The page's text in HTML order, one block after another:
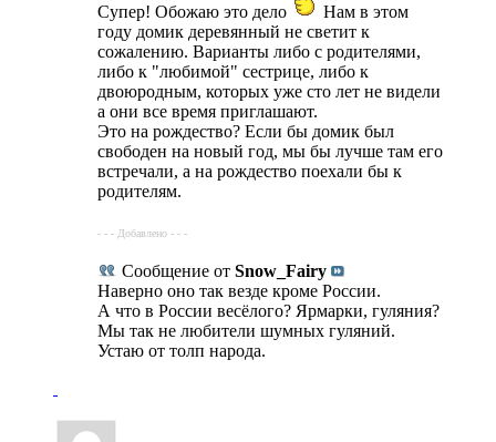
Супер! Обожаю это дело
Нам в этом
году домик деревянный не светит к
сожалению. Варианты либо с родителями,
либо к "любимой" сестрице, либо к
двоюродным, которых уже сто лет не видели
а они все время приглашают.
Это на рождество? Если бы домик был
свободен на новый год, мы бы лучше там его
встречали, а на рождество поехали бы к
родителям.
- - - Добавлено - - -
Сообщение от Snow_Fairy
Наверно оно так везде кроме России.
А что в России весёлого? Ярмарки, гуляния?
Мы так не любители шумных гуляний.
Устаю от толп народа.